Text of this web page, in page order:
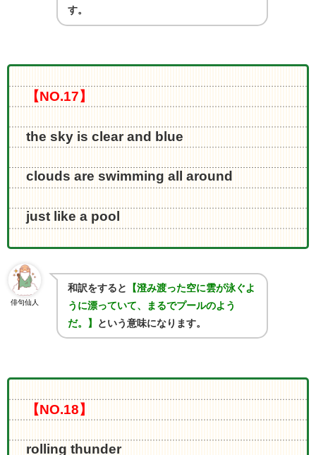
す。
【NO.17】
the sky is clear and blue
clouds are swimming all around
just like a pool
俳句仙人
和訳をすると
【澄み渡った空に雲が泳ぐよ
うに漂っていて、まるでプールのよう
だ。】
という意味になります。
【NO.18】
rolling thunder